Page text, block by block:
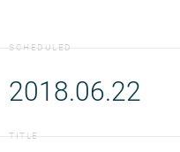
SCHEDULED
2018.06.22
TITLE